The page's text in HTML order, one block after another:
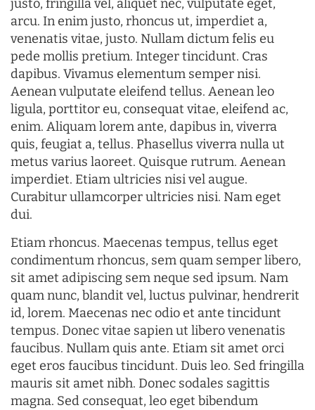
justo, fringilla vel, aliquet nec, vulputate eget,
arcu. In enim justo, rhoncus ut, imperdiet a,
venenatis vitae, justo. Nullam dictum felis eu
pede mollis pretium. Integer tincidunt. Cras
dapibus. Vivamus elementum semper nisi.
Aenean vulputate eleifend tellus. Aenean leo
ligula, porttitor eu, consequat vitae, eleifend ac,
enim. Aliquam lorem ante, dapibus in, viverra
quis, feugiat a, tellus. Phasellus viverra nulla ut
metus varius laoreet. Quisque rutrum. Aenean
imperdiet. Etiam ultricies nisi vel augue.
Curabitur ullamcorper ultricies nisi. Nam eget
dui.
Etiam rhoncus. Maecenas tempus, tellus eget
condimentum rhoncus, sem quam semper libero,
sit amet adipiscing sem neque sed ipsum. Nam
quam nunc, blandit vel, luctus pulvinar, hendrerit
id, lorem. Maecenas nec odio et ante tincidunt
tempus. Donec vitae sapien ut libero venenatis
faucibus. Nullam quis ante. Etiam sit amet orci
eget eros faucibus tincidunt. Duis leo. Sed fringilla
mauris sit amet nibh. Donec sodales sagittis
magna. Sed consequat, leo eget bibendum